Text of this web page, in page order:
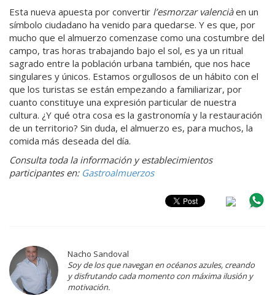
Esta nueva apuesta por convertir l’esmorzar valenciàen un
símbolo ciudadano ha venido para quedarse. Y es que, por
mucho que el almuerzo comenzase como una costumbre del
campo, tras horas trabajando bajo el sol, es ya un ritual
sagrado entre la población urbana también, que nos hace
singulares y únicos. Estamos orgullosos de un hábito con el
que los turistas se están empezando a familiarizar, por
cuanto constituye una expresión particular de nuestra
cultura. ¿Y qué otra cosa es la gastronomía y la restauración
de un territorio? Sin duda, el almuerzo es, para muchos, la
comida más deseada del día.
Consulta toda la información y establecimientos
participantes en: Gastroalmuerzos
Nacho Sandoval
Soy de los que navegan en océanos azules, creando
y disfrutando cada momento con máxima ilusión y
motivación.